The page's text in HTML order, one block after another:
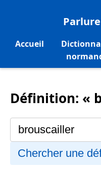
Accueil
Définition: «
Chercher une